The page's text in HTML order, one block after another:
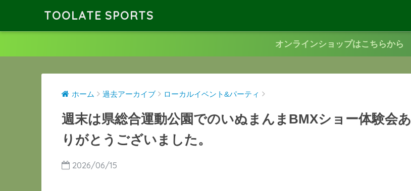
TOOLATE SPORTS
オンラインショップはこちらから
ホーム 過去アーカイブ ローカルイベント&パーティ
週末は県総合運動公園でのいぬまんまBMXショー体験会あ
りがとうございました。
2026/06/15